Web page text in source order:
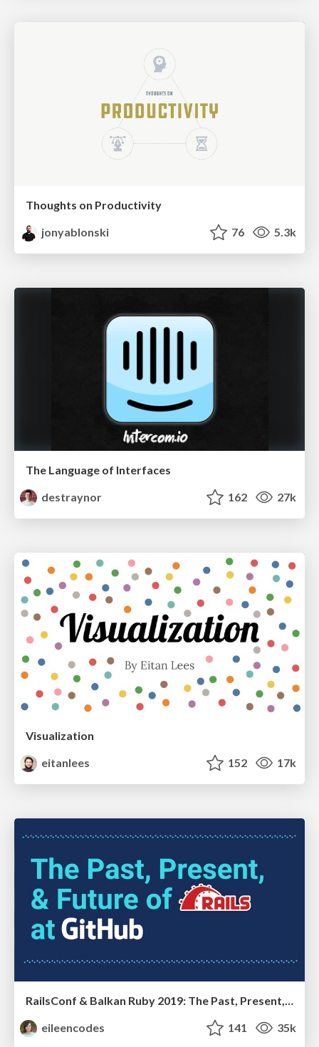
Thoughts on Productivity
jonyablonski
76 5.3k
The Language of Interfaces
destraynor
162 27k
Visualization
eitanlees
152 17k
RailsConf & Balkan Ruby 2019: The Past, Present, and Future of Rails at GitHub
eileencodes
141 35k